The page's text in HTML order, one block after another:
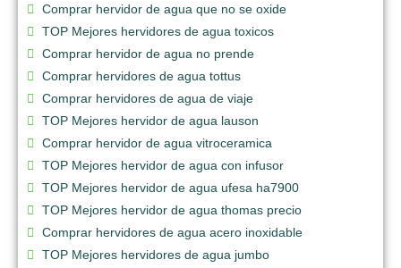
Comprar hervidor de agua que no se oxide
TOP Mejores hervidores de agua toxicos
Comprar hervidor de agua no prende
Comprar hervidores de agua tottus
Comprar hervidores de agua de viaje
TOP Mejores hervidor de agua lauson
Comprar hervidor de agua vitroceramica
TOP Mejores hervidor de agua con infusor
TOP Mejores hervidor de agua ufesa ha7900
TOP Mejores hervidor de agua thomas precio
Comprar hervidores de agua acero inoxidable
TOP Mejores hervidores de agua jumbo